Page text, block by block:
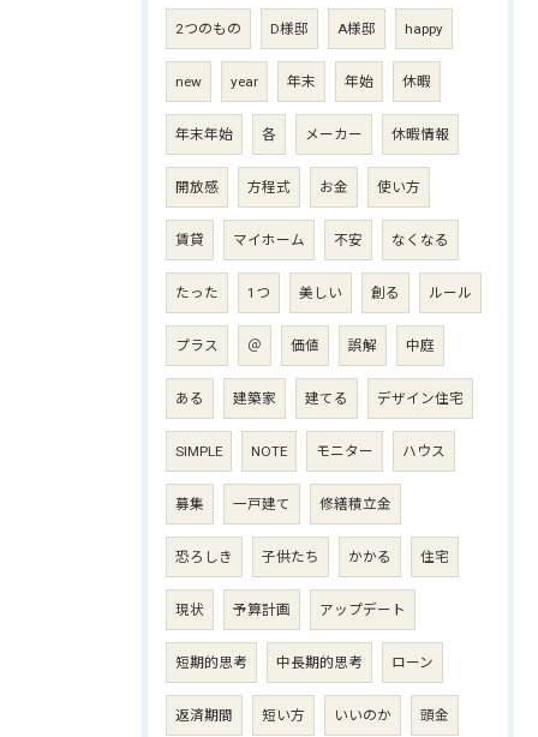
2つのもの D様邸 A様邸 happy
new year 年末 年始 休暇
年末年始 各 メーカー 休暇情報
開放感 方程式 お金 使い方
賃貸 マイホーム 不安 なくなる
たった 1つ 美しい 創る ルール
プラス ＠ 価値 誤解 中庭
ある 建築家 建てる デザイン住宅
SIMPLE NOTE モニター ハウス
募集 一戸建て 修繕積立金
恐ろしき 子供たち かかる 住宅
現状 予算計画 アップデート
短期的思考 中長期的思考 ローン
返済期間 短い方 いいのか 頭金